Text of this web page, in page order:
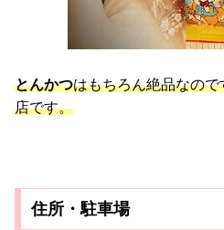
とんかつはもちろん絶品なの
店です。
住所・駐車場